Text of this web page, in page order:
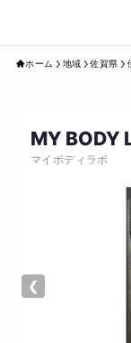
ホーム 地域 佐賀県
MY BODY
マイボディラボ
❮